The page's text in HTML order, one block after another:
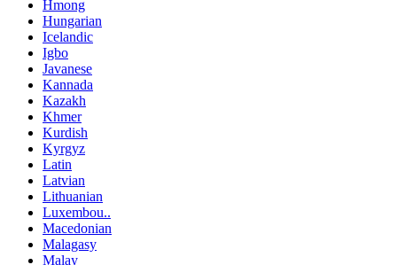
Hmong
Hungarian
Icelandic
Igbo
Javanese
Kannada
Kazakh
Khmer
Kurdish
Kyrgyz
Latin
Latvian
Lithuanian
Luxembou..
Macedonian
Malagasy
Malay